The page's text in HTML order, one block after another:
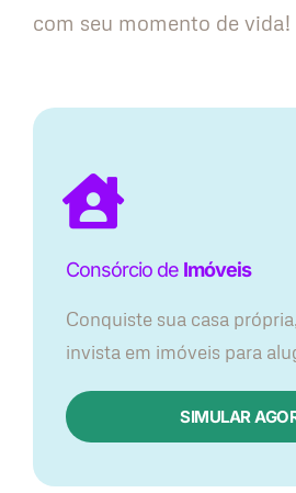
com seu momento de vida!
Consórcio de Imóveis
Conquiste sua casa
invista em imóveis para
SIMULAR